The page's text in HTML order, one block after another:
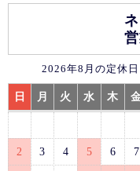
2026年8月の定休日
日 月 火 水 木
2 3 4 5 6 7